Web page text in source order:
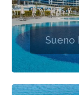
Sueno